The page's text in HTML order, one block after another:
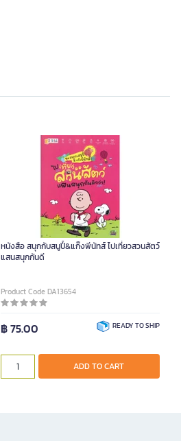
หนังสือ สนุกกับสนูปี้&แก๊งพีนัทส์ ไปเที่ยวสวนสัตว์
แสนสนุกกันดี
Product Code DA13654
฿ 75.00 READY TO SHIP
ADD TO CART